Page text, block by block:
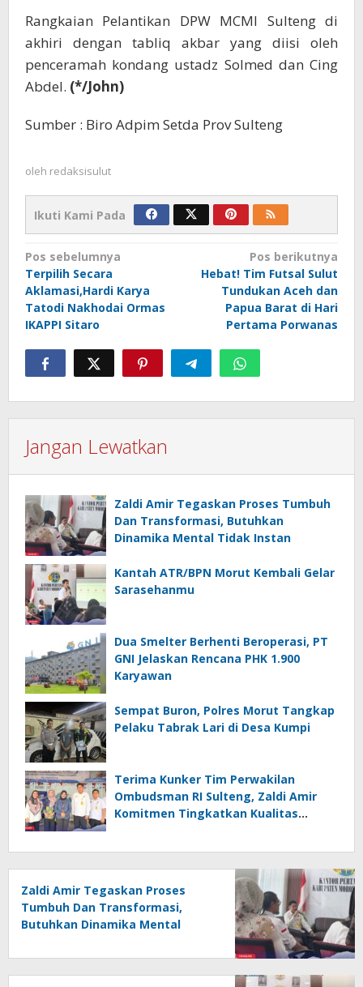
Rangkaian Pelantikan DPW MCMI Sulteng di
akhiri dengan tabliq akbar yang diisi oleh
penceramah kondang ustadz Solmed dan Cing
Abdel. (*/John)
Sumber : Biro Adpim Setda Prov Sulteng
oleh redaksisulut
Ikuti Kami Pada
Navigasi
pos
Pos sebelumnya
Terpilih Secara
Aklamasi,Hardi Karya
Tatodi Nakhodai Ormas
IKAPPI Sitaro
Pos berikutnya
Hebat! Tim Futsal Sulut
Tundukan Aceh dan
Papua Barat di Hari
Pertama Porwanas
Jangan Lewatkan
Zaldi Amir Tegaskan Proses Tumbuh
Dan Transformasi, Butuhkan
Dinamika Mental Tidak Instan
Kantah ATR/BPN Morut Kembali Gelar
Sarasehanmu
Dua Smelter Berhenti Beroperasi, PT
GNI Jelaskan Rencana PHK 1.900
Karyawan
Sempat Buron, Polres Morut Tangkap
Pelaku Tabrak Lari di Desa Kumpi
Terima Kunker Tim Perwakilan
Ombudsman RI Sulteng, Zaldi Amir
Komitmen Tingkatkan Kualitas
Zaldi Amir Tegaskan Proses
Tumbuh Dan Transformasi,
Butuhkan Dinamika Mental